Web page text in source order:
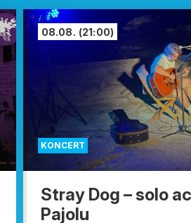
KONCERT
08.08. (21:00)
Stray Dog – solo
Pajolu